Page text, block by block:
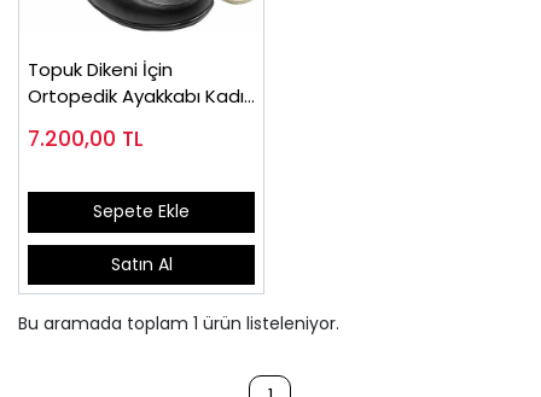
Topuk Dikeni İçin
Ortopedik Ayakkabı Kadın
7.200,00 TL
Sepete Ekle
Satın Al
Bu aramada toplam 1 ürün listeleniyor.